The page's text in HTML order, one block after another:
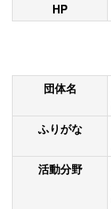
HP
団体名
ふりがな
活動分野